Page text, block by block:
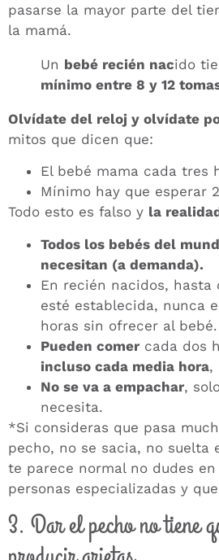
pasarse la mayor parte del
la mamá.
Un bebé recién nacido
mínimo entre 8 y 12
Olvídate del reloj y olvídate
mitos que dicen que:
El bebé mama cada tres
Mínimo hay que esperar
Todo esto es falso y la
Todos los bebés del
necesitan (a demanda).
En recién nacidos, hasta
esté establecida, nunca
horas sin ofrecer al bebé.
Pueden comer cada dos
incluso cada media hora,
No se va a empachar,
necesita.
*Si consideras que pasa
pecho, no se sacia, no suelta
te parece normal no dudes
personas especializadas y
3. Dar el pecho no tiene